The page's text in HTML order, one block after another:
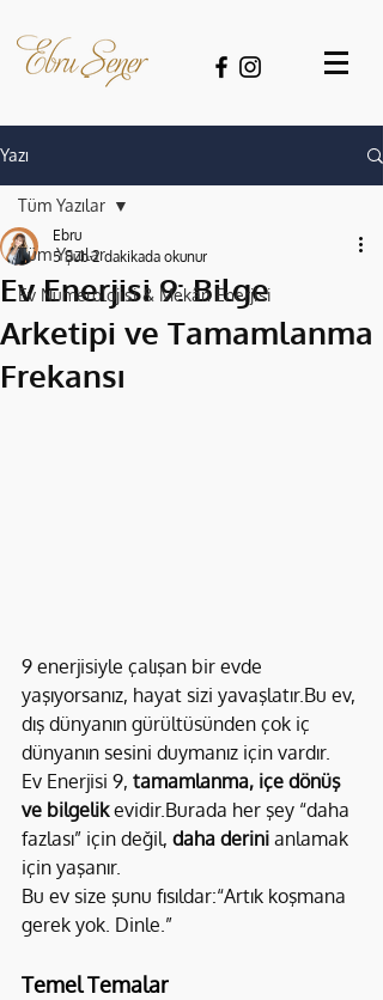
Yazı
Tüm Yazılar
Ev Numerolojisi & Mekân Enerjisi
Tüm Yazılar
Ev Enerjisi 9: Bilge
Arketipi ve Tamamlanma
Frekansı
Ebru
5 Şub 2 dakikada okunur
9 enerjisiyle çalışan bir evde
yaşıyorsanız, hayat sizi yavaşlatır.Bu ev,
dış dünyanın gürültüsünden çok iç
dünyanın sesini duymanız için vardır.
Ev Enerjisi 9, tamamlanma, içe dönüş
ve bilgelik evidir.Burada her şey “daha
fazlası” için değil, daha derini anlamak
için yaşanır.
Bu ev size şunu fısıldar:“Artık koşmana
gerek yok. Dinle.”
Temel Temalar